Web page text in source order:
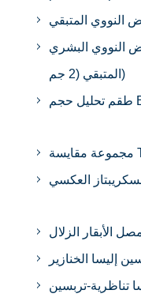
النووي البشري
المتبقي (2 جم)
العكسي
إليسا الخنازير
تناظرية-تربسين